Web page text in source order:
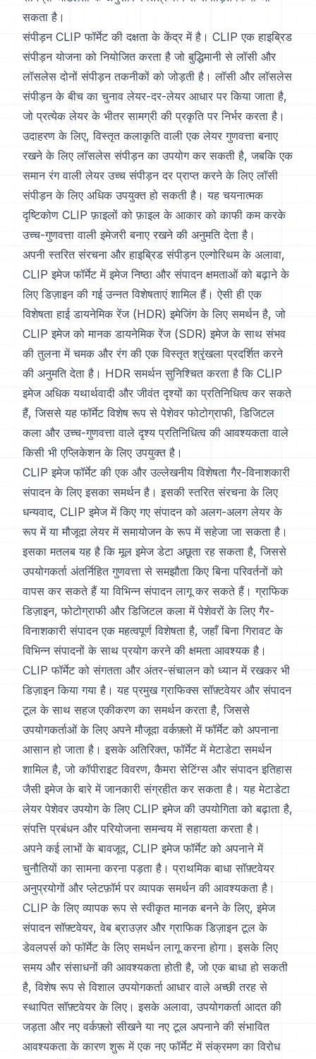
सकता है।
संपीड़न CLIP फॉर्मेट की दक्षता के केंद्र में है। CLIP एक हाइब्रिड
संपीड़न योजना को नियोजित करता है जो बुद्धिमानी से लॉसी और
लॉसलेस दोनों संपीड़न तकनीकों को जोड़ती है। लॉसी और लॉसलेस
संपीड़न के बीच का चुनाव लेयर-दर-लेयर आधार पर किया जाता है,
जो प्रत्येक लेयर के भीतर सामग्री की प्रकृति पर निर्भर करता है।
उदाहरण के लिए, विस्तृत कलाकृति वाली एक लेयर गुणवत्ता बनाए
रखने के लिए लॉसलेस संपीड़न का उपयोग कर सकती है, जबकि एक
समान रंग वाली लेयर उच्च संपीड़न दर प्राप्त करने के लिए लॉसी
संपीड़न के लिए अधिक उपयुक्त हो सकती है। यह चयनात्मक
दृष्टिकोण CLIP फ़ाइलों को फ़ाइल के आकार को काफी कम करके
उच्च-गुणवत्ता वाली इमेजरी बनाए रखने की अनुमति देता है।
अपनी स्तरित संरचना और हाइब्रिड संपीड़न एल्गोरिथम के अलावा,
CLIP इमेज फॉर्मेट में इमेज निष्ठा और संपादन क्षमताओं को बढ़ाने के
लिए डिज़ाइन की गई उन्नत विशेषताएं शामिल हैं। ऐसी ही एक
विशेषता हाई डायनेमिक रेंज (HDR) इमेजिंग के लिए समर्थन है, जो
CLIP इमेज को मानक डायनेमिक रेंज (SDR) इमेज के साथ संभव
की तुलना में चमक और रंग की एक विस्तृत श्रृंखला प्रदर्शित करने
की अनुमति देता है। HDR समर्थन सुनिश्चित करता है कि CLIP
इमेज अधिक यथार्थवादी और जीवंत दृश्यों का प्रतिनिधित्व कर सकते
हैं, जिससे यह फॉर्मेट विशेष रूप से पेशेवर फोटोग्राफी, डिजिटल
कला और उच्च-गुणवत्ता वाले दृश्य प्रतिनिधित्व की आवश्यकता वाले
किसी भी एप्लिकेशन के लिए उपयुक्त है।
CLIP इमेज फॉर्मेट की एक और उल्लेखनीय विशेषता गैर-विनाशकारी
संपादन के लिए इसका समर्थन है। इसकी स्तरित संरचना के लिए
धन्यवाद, CLIP इमेज में किए गए संपादन को अलग-अलग लेयर के
रूप में या मौजूदा लेयर में समायोजन के रूप में सहेजा जा सकता है।
इसका मतलब यह है कि मूल इमेज डेटा अछूता रह सकता है, जिससे
उपयोगकर्ता अंतर्निहित गुणवत्ता से समझौता किए बिना परिवर्तनों को
वापस कर सकते हैं या विभिन्न संपादन लागू कर सकते हैं। ग्राफिक
डिज़ाइन, फोटोग्राफी और डिजिटल कला में पेशेवरों के लिए गैर-
विनाशकारी संपादन एक महत्वपूर्ण विशेषता है, जहाँ बिना गिरावट के
विभिन्न संपादनों के साथ प्रयोग करने की क्षमता आवश्यक है।
CLIP फॉर्मेट को संगतता और अंतर-संचालन को ध्यान में रखकर भी
डिज़ाइन किया गया है। यह प्रमुख ग्राफिक्स सॉफ़्टवेयर और संपादन
टूल के साथ सहज एकीकरण का समर्थन करता है, जिससे
उपयोगकर्ताओं के लिए अपने मौजूदा वर्कफ़्लो में फॉर्मेट को अपनाना
आसान हो जाता है। इसके अतिरिक्त, फॉर्मेट में मेटाडेटा समर्थन
शामिल है, जो कॉपीराइट विवरण, कैमरा सेटिंग्स और संपादन इतिहास
जैसी इमेज के बारे में जानकारी संग्रहीत कर सकता है। यह मेटाडेटा
लेयर पेशेवर उपयोग के लिए CLIP इमेज की उपयोगिता को बढ़ाता है,
संपत्ति प्रबंधन और परियोजना समन्वय में सहायता करता है।
अपने कई लाभों के बावजूद, CLIP इमेज फॉर्मेट को अपनाने में
चुनौतियों का सामना करना पड़ता है। प्राथमिक बाधा सॉफ़्टवेयर
अनुप्रयोगों और प्लेटफ़ॉर्म पर व्यापक समर्थन की आवश्यकता है।
CLIP के लिए व्यापक रूप से स्वीकृत मानक बनने के लिए, इमेज
संपादन सॉफ़्टवेयर, वेब ब्राउज़र और ग्राफिक डिज़ाइन टूल के
डेवलपर्स को फॉर्मेट के लिए समर्थन लागू करना होगा। इसके लिए
समय और संसाधनों की आवश्यकता होती है, जो एक बाधा हो सकती
है, विशेष रूप से विशाल उपयोगकर्ता आधार वाले अच्छी तरह से
स्थापित सॉफ़्टवेयर के लिए। इसके अलावा, उपयोगकर्ता आदत की
जड़ता और नए वर्कफ़्लो सीखने या नए टूल अपनाने की संभावित
आवश्यकता के कारण शुरू में एक नए फॉर्मेट में संक्रमण का विरोध